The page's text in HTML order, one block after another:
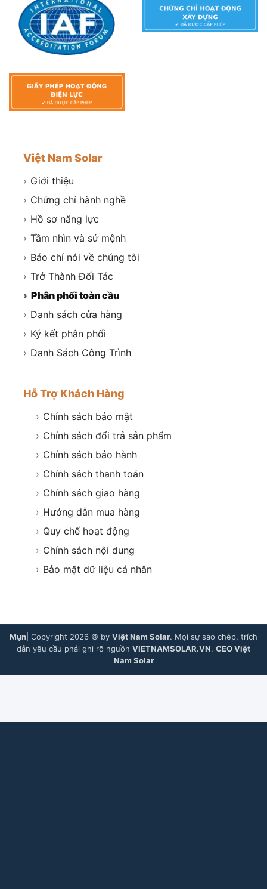
Việt Nam Solar
› Giới thiệu
› Chứng chỉ hành nghề
› Hồ sơ năng lực
› Tầm nhìn và sứ mệnh
› Báo chí nói về chúng tôi
› Trở Thành Đối Tác
› Phân phối toàn cầu
› Danh sách cửa hàng
› Ký kết phân phối
› Danh Sách Công Trình
Hỗ Trợ Khách Hàng
› Chính sách bảo mật
› Chính sách đổi trả sản phẩm
› Chính sách bảo hành
› Chính sách thanh toán
› Chính sách giao hàng
› Hướng dẫn mua hàng
› Quy chế hoạt động
› Chính sách nội dung
› Bảo mật dữ liệu cá nhân
Mụn | Copyright 2026 © by Việt Nam Solar. Mọi sự sao chép, trích
dẫn yêu cầu phải ghi rõ nguồn VIETNAMSOLAR.VN. CEO Việt
Nam Solar